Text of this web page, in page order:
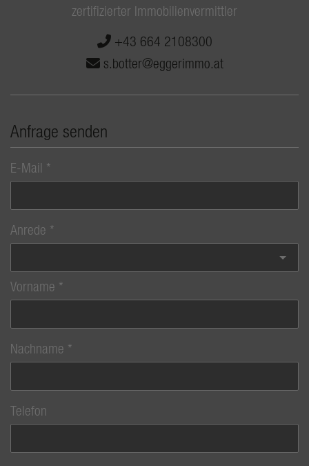
zertifizierter Immobilienvermittler
+43 664 2108300
s.botter@eggerimmo.at
Anfrage senden
E-Mail
Anrede
Vorname
Nachname
Telefon